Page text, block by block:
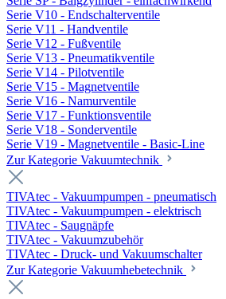
Serie V10 - Endschalterventile
Serie V11 - Handventile
Serie V12 - Fußventile
Serie V13 - Pneumatikventile
Serie V14 - Pilotventile
Serie V15 - Magnetventile
Serie V16 - Namurventile
Serie V17 - Funktionsventile
Serie V18 - Sonderventile
Serie V19 - Magnetventile - Basic-Line
Zur Kategorie Vakuumtechnik
TIVAtec - Vakuumpumpen - pneumatisch
TIVAtec - Vakuumpumpen - elektrisch
TIVAtec - Saugnäpfe
TIVAtec - Vakuumzubehör
TIVAtec - Druck- und Vakuumschalter
Zur Kategorie Vakuumhebetechnik